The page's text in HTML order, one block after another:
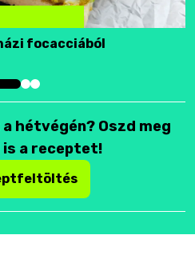
focacciából
hétvégén? Oszd meg
is a receptet!